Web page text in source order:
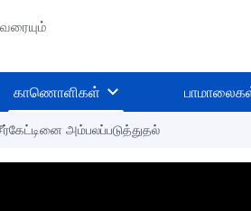
காணொளிகள்
அம்பலப்படுத்துதல்